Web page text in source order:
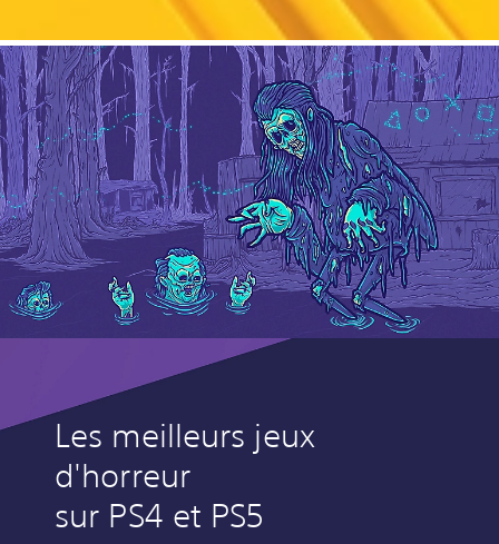
Les meilleurs jeux
d'horreur
sur PS4 et PS5